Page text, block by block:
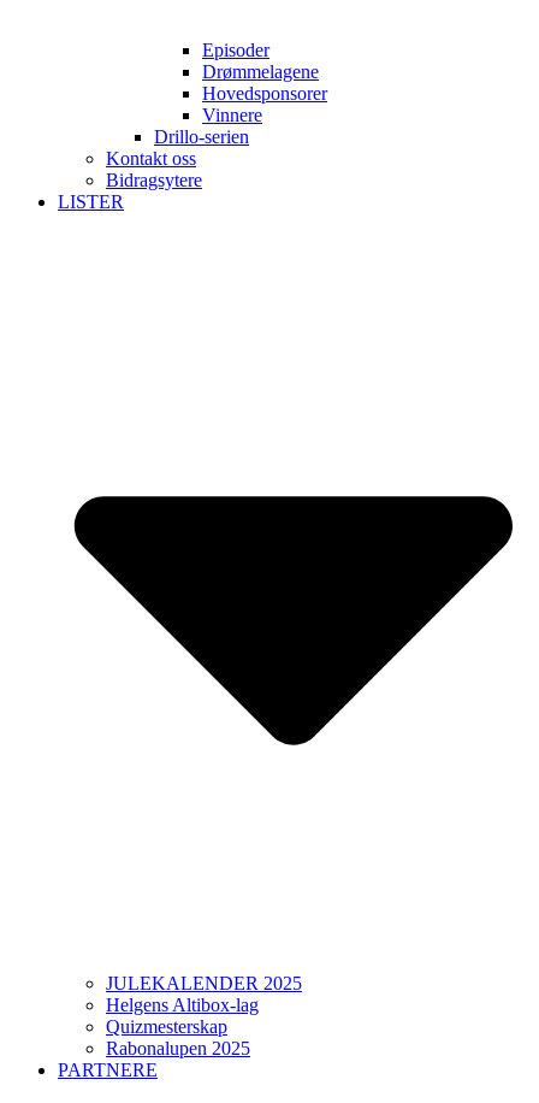
Episoder
Drømmelagene
Hovedsponsorer
Vinnere
Drillo-serien
Kontakt oss
Bidragsytere
LISTER
JULEKALENDER 2025
Helgens Altibox-lag
Quizmesterskap
Rabonalupen 2025
PARTNERE